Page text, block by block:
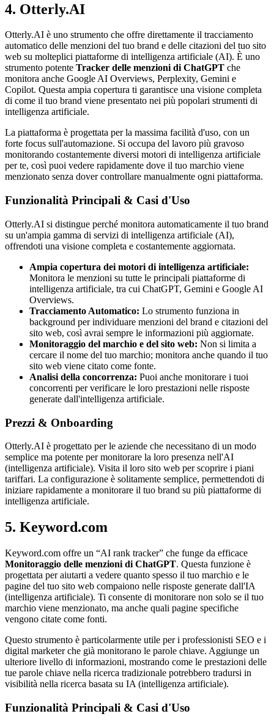
4. Otterly.AI
Otterly.AI è uno strumento che offre direttamente il tracciamento
automatico delle menzioni del tuo brand e delle citazioni del tuo sito
web su molteplici piattaforme di intelligenza artificiale (AI). È uno
strumento potente Tracker delle menzioni di ChatGPT che
monitora anche Google AI Overviews, Perplexity, Gemini e
Copilot. Questa ampia copertura ti garantisce una visione completa
di come il tuo brand viene presentato nei più popolari strumenti di
intelligenza artificiale.
La piattaforma è progettata per la massima facilità d'uso, con un
forte focus sull'automazione. Si occupa del lavoro più gravoso
monitorando costantemente diversi motori di intelligenza artificiale
per te, così puoi vedere rapidamente dove il tuo marchio viene
menzionato senza dover controllare manualmente ogni piattaforma.
Funzionalità Principali & Casi d'Uso
Otterly.AI si distingue perché monitora automaticamente il tuo brand
su un'ampia gamma di servizi di intelligenza artificiale (AI),
offrendoti una visione completa e costantemente aggiornata.
Ampia copertura dei motori di intelligenza artificiale:
Monitora le menzioni su tutte le principali piattaforme di
intelligenza artificiale, tra cui ChatGPT, Gemini e Google AI
Overviews.
Tracciamento Automatico: Lo strumento funziona in
background per individuare menzioni del brand e citazioni del
sito web, così avrai sempre le informazioni più aggiornate.
Monitoraggio del marchio e del sito web: Non si limita a
cercare il nome del tuo marchio; monitora anche quando il tuo
sito web viene citato come fonte.
Analisi della concorrenza: Puoi anche monitorare i tuoi
concorrenti per verificare le loro prestazioni nelle risposte
generate dall'intelligenza artificiale.
Prezzi & Onboarding
Otterly.AI è progettato per le aziende che necessitano di un modo
semplice ma potente per monitorare la loro presenza nell'AI
(intelligenza artificiale). Visita il loro sito web per scoprire i piani
tariffari. La configurazione è solitamente semplice, permettendoti di
iniziare rapidamente a monitorare il tuo brand su più piattaforme di
intelligenza artificiale.
5. Keyword.com
Keyword.com offre un “AI rank tracker” che funge da efficace
Monitoraggio delle menzioni di ChatGPT. Questa funzione è
progettata per aiutarti a vedere quanto spesso il tuo marchio e le
pagine del tuo sito web compaiono nelle risposte generate dall'IA
(intelligenza artificiale). Ti consente di monitorare non solo se il tuo
marchio viene menzionato, ma anche quali pagine specifiche
vengono citate come fonti.
Questo strumento è particolarmente utile per i professionisti SEO e i
digital marketer che già monitorano le parole chiave. Aggiunge un
ulteriore livello di informazioni, mostrando come le prestazioni delle
tue parole chiave nella ricerca tradizionale potrebbero tradursi in
visibilità nella ricerca basata su IA (intelligenza artificiale).
Funzionalità Principali & Casi d'Uso